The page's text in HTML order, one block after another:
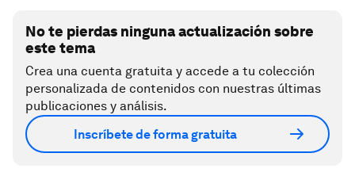
No te pierdas ninguna actualización sobre
este tema
Crea una cuenta gratuita y accede a tu colección
personalizada de contenidos con nuestras últimas
publicaciones y análisis.
Inscríbete de forma gratuita